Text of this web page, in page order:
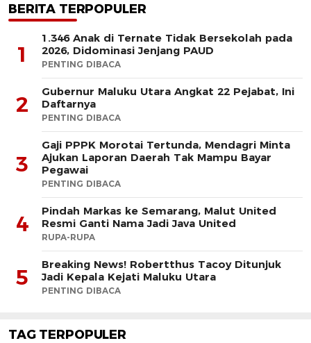
BERITA TERPOPULER
1
1.346 Anak di Ternate Tidak Bersekolah pada
2026, Didominasi Jenjang PAUD
PENTING DIBACA
2
Gubernur Maluku Utara Angkat 22 Pejabat, Ini
Daftarnya
PENTING DIBACA
3
Gaji PPPK Morotai Tertunda, Mendagri Minta
Ajukan Laporan Daerah Tak Mampu Bayar
Pegawai
PENTING DIBACA
4
Pindah Markas ke Semarang, Malut United
Resmi Ganti Nama Jadi Java United
RUPA-RUPA
5
Breaking News! Robertthus Tacoy Ditunjuk
Jadi Kepala Kejati Maluku Utara
PENTING DIBACA
TAG TERPOPULER